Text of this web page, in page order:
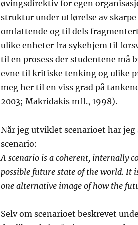
øvingsdirektiv for egen
struktur under utførelse av skarpe
omfattende og til dels
ulike enheter fra sykehjem til
til en prosess der studentene må
evne til kritiske tenking og ulike
meg her til en viss grad på
2003; Makridakis mfl., 1998).
Når jeg utviklet scenarioet har jeg
scenario:
A scenario is a coherent, internally
possible future state of the world. It
one alternative image of how the
Selv om scenarioet beskrevet